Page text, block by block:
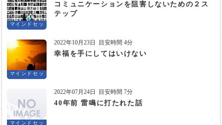
マインドセッ
ト
コミュニケーションを阻害しないための２ス
テップ
マインドセッ
ト
2022年10月23日 目安時間 4分
幸福を手にしてはいけない
マインドセッ
2022年07月24日 目安時間 7分
40年前 雷鳴に打たれた話